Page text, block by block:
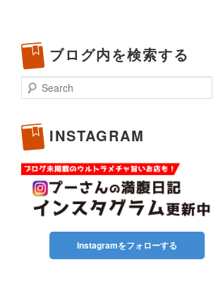
ブログ内を検索する
Search
INSTAGRAM
Instagramをフォローする